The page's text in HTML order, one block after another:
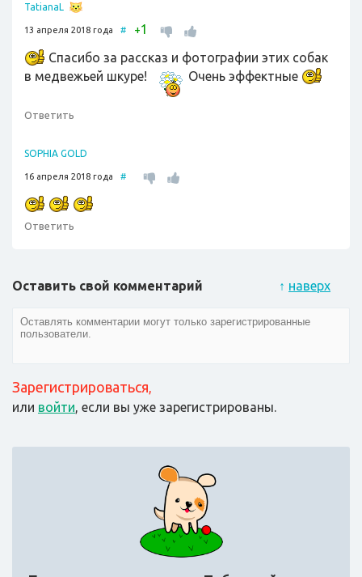
TatianaL
13 апреля 2018 года # +1
Спасибо за рассказ и фотографии этих собак
в медвежьей шкуре!
Очень эффектные
Ответить
SOPHIA GOLD
16 апреля 2018 года #
Ответить
↑ наверх
Оставить свой комментарий
Зарегистрироваться,
или войти, если вы уже зарегистрированы.